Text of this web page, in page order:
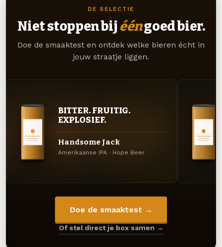
DE SELECTIE
Niet stoppen bij ééngoed bier.
Doe de smaaktest en ontdek welke bieren écht in
jouw straatje liggen.
BITTER. FRUITIG.
EXPLOSIEF.
Handsome Jack
Amerikaanse IPA · Hope Beer
Doe de smaaktest →
Of stel direct je box samen →